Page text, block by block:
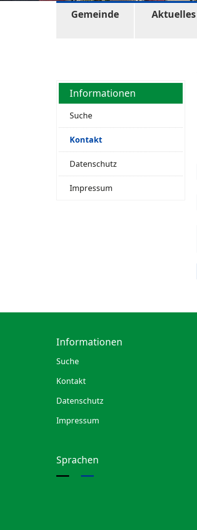
Gemeinde Aktuelles
Informationen
Suche
Kontakt
Datenschutz
Impressum
Informationen
Suche
Kontakt
Datenschutz
Impressum
Sprachen